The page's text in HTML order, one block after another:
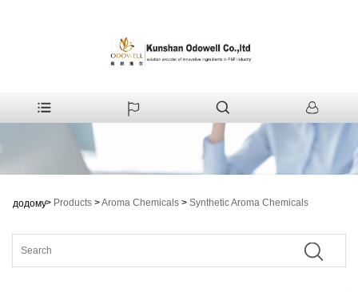
додому> Products >Aroma Chemicals > Synthetic Aroma Chemicals